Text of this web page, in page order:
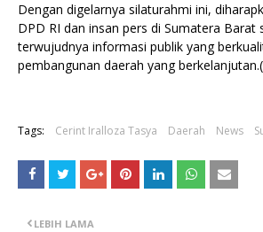
Dengan digelarnya silaturahmi ini,
DPD RI dan insan pers di Sumatera Barat
terwujudnya informasi publik yang
pembangunan daerah yang
Tags: Cerint Iralloza Tasya Daerah News
LEBIH LAMA